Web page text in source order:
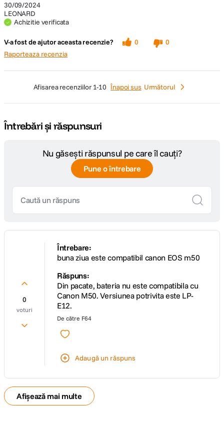
30/09/2024
LEONARD
Achizitie verificata
V-a fost de ajutor aceasta recenzie? 0
0
Raporteaza recenzia
afisarea recenziilor 1-10 Înapoi sus Următorul
Întrebări și răspunsuri
Nu găsești răspunsul pe care îl cauți?
Pune o întrebare
0
voturi
Întrebare:
buna ziua este compatibil canon EOS m50
Răspuns:
Din pacate, bateria nu este compatibila cu
Canon M50. Versiunea potrivita este LP-
E12.
De către F64
Adaugă un răspuns
Afișează mai multe